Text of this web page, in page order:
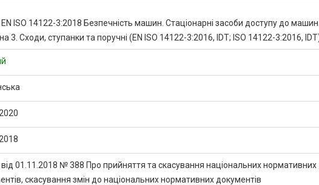
ISO 14122-3:2018 Безпечність машин. Стаціонарні засоби доступу до машин.
3. Сходи, ступанки та поручні (EN ISO 14122-3:2016, IDT; ISO 14122-3:2016,
від 01.11.2018 № 388 Про прийняття та скасування національних нормативних
скасування змін до національних нормативних документів